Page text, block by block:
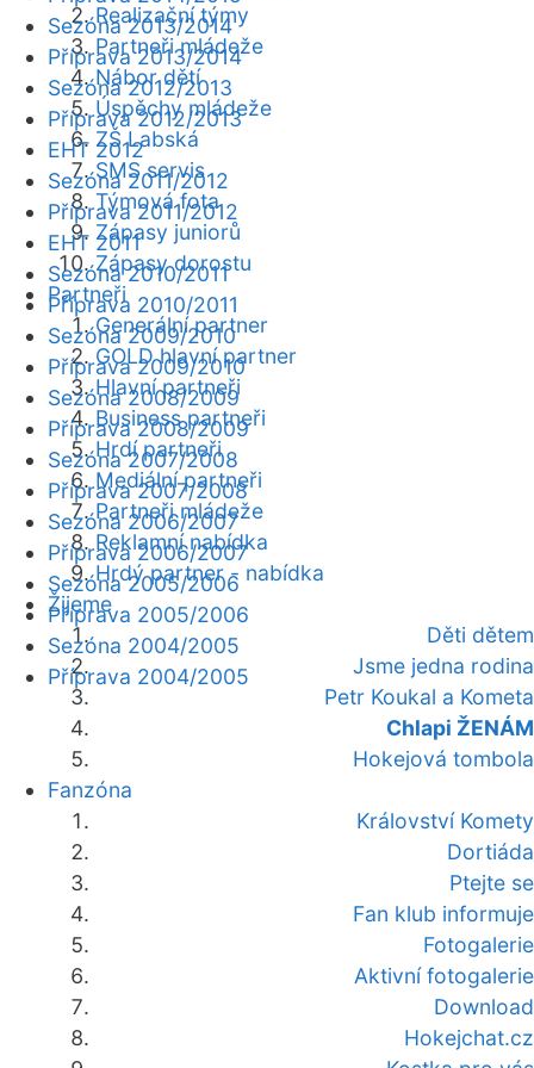
Realizační týmy
Partneři mládeže
Nábor dětí
Úspěchy mládeže
ZŠ Labská
SMS servis
Týmová fota
Zápasy juniorů
Zápasy dorostu
Partneři
Generální partner
GOLD hlavní partner
Hlavní partneři
Business partneři
Hrdí partneři
Mediální partneři
Partneři mládeže
Reklamní nabídka
Hrdý partner - nabídka
Žijeme
Děti dětem
Jsme jedna rodina
Petr Koukal a Kometa
Chlapi ŽENÁM
Hokejová tombola
Fanzóna
Království Komety
Dortiáda
Ptejte se
Fan klub informuje
Fotogalerie
Aktivní fotogalerie
Download
Hokejchat.cz
Sezóna 2013/2014
Příprava 2013/2014
Sezóna 2012/2013
Příprava 2012/2013
EHT 2012
Sezóna 2011/2012
Příprava 2011/2012
EHT 2011
Sezóna 2010/2011
Příprava 2010/2011
Sezóna 2009/2010
Příprava 2009/2010
Sezóna 2008/2009
Příprava 2008/2009
Sezóna 2007/2008
Příprava 2007/2008
Sezóna 2006/2007
Příprava 2006/2007
Sezóna 2005/2006
Příprava 2005/2006
Sezóna 2004/2005
Příprava 2004/2005